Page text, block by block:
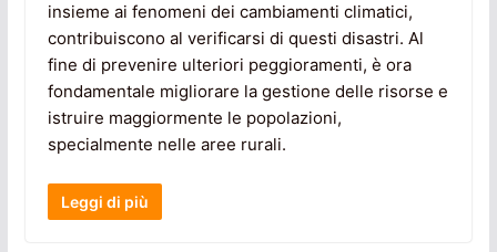
insieme ai fenomeni dei cambiamenti climatici,
contribuiscono al verificarsi di questi disastri. Al
fine di prevenire ulteriori peggioramenti, è ora
fondamentale migliorare la gestione delle risorse e
istruire maggiormente le popolazioni,
specialmente nelle aree rurali.
Leggi di più